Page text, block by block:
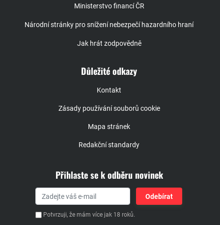
Ministerstvo financí ČR
Národní stránky pro snížení nebezpečí hazardního hraní
Jak hrát zodpovědně
Důležité odkazy
Kontakt
Zásady používání souborů cookie
Mapa stránek
Redakční standardy
Přihlaste se k odběru novinek
Potvrzuji, že mám více jak 18 roků.